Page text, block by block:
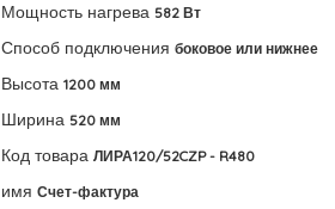
Мощность нагрева 582 Вт
Способ подключения боковое или нижнее
Высота 1200 мм
Ширина 520 мм
Код товара ЛИРА120/52CZP - R480
имя Счет-фактура